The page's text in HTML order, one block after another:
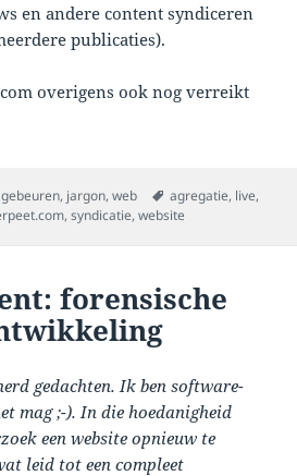
en andere content syndiceren
publicaties).
overigens ook nog verreikt
gebeuren, jargon,web Tags
agregatie, live,
,syndicatie,website
forensische
gedachten. Ik ben software-
mag ;-). In die hoedanigheid
een website opnieuw te
leid tot een compleet